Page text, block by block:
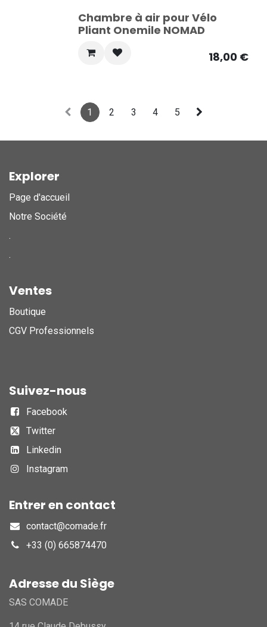
Chambre à air pour Vélo
Pliant Onemile NOMAD
18,00€
1 2 3 4 5
Explorer
Page d'accueil
Notre Société
.
.
Ventes
Boutique
CGV Professionnels
Suivez-nous
Facebook
Twitter
Linkedin
Instagram
Entrer en contact
contact@comade.fr
+33 (0) 665874470
Adresse du Siège
SAS COMADE